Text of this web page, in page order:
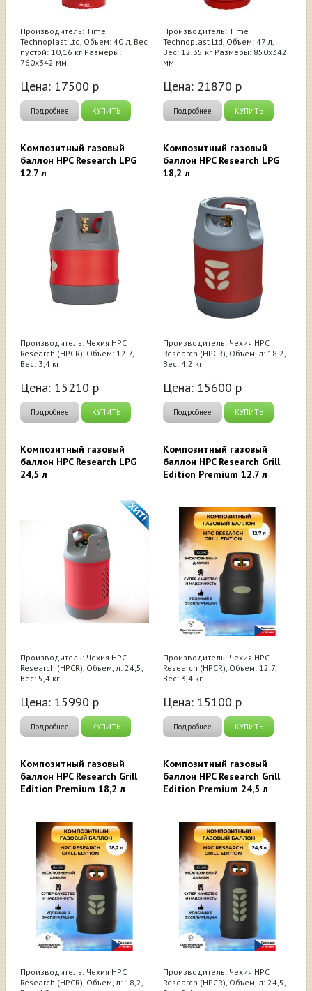
Производитель: Time
Technoplast Ltd, Объем: 40 л, Вес
пустой: 10,16 кг Размеры:
760х342 мм
Цена: 17500 р
Подробнее КУПИТЬ
Производитель: Time
Technoplast Ltd, Объем: 47 л,
Вес: 12.35 кг Размеры: 850х342
мм
Цена: 21870 р
Подробнее КУПИТЬ
Композитный газовый
баллон HPC Research LPG
12.7 л
Производитель: Чехия HPC
Research (HPCR), Объем: 12.7,
Вес: 3,4 кг
Цена: 15210 р
Подробнее КУПИТЬ
Композитный газовый
баллон HPC Research LPG
18,2 л
Производитель: Чехия HPC
Research (HPCR), Объем, л: 18.2,
Вес: 4,2 кг
Цена: 15600 р
Подробнее КУПИТЬ
Композитный газовый
баллон HPC Research LPG
24,5 л
Производитель: Чехия HPC
Research (HPCR), Объем, л: 24,5,
Вес: 5,4 кг
Цена: 15990 р
Подробнее КУПИТЬ
Композитный газовый
баллон HPC Research Grill
Edition Premium 12,7 л
Производитель: Чехия HPC
Research (HPCR), Объем: 12.7,
Вес: 3,4 кг
Цена: 15100 р
Подробнее КУПИТЬ
Композитный газовый
баллон HPC Research Grill
Edition Premium 18,2 л
Производитель: Чехия HPC
Research (HPCR), Объем, л: 18,2,
Композитный газовый
баллон HPC Research Grill
Edition Premium 24,5 л
Производитель: Чехия HPC
Research (HPCR), Объем, л: 24,5,